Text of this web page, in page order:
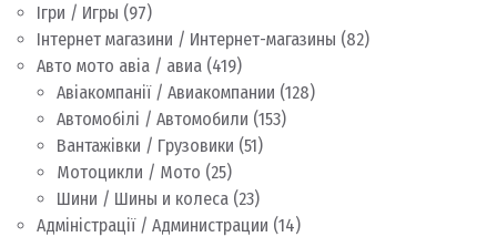
Ігри / Игры (97)
Інтернет магазини / Интернет-магазины (82)
Авто мото авіа / авиа (419)
Авіакомпанії / Авиакомпании (128)
Автомобілі / Автомобили (153)
Вантажівки / Грузовики (51)
Мотоцикли / Мото (25)
Шини / Шины и колеса (23)
Адміністрації / Администрации (14)